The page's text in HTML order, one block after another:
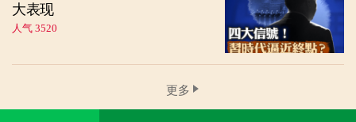
大表现
人气 3520
更多